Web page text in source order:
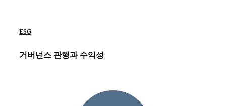
ESG
거버넌스 관행과 수익성